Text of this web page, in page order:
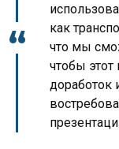
как
что мы
чтобы этот
доработок